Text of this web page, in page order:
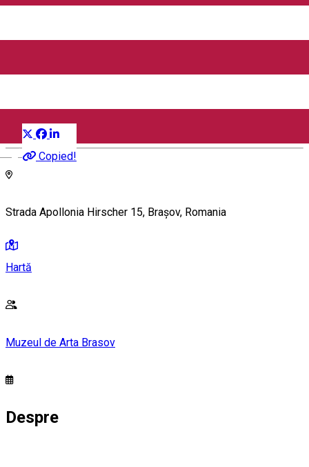
English
Design la Vila Adler
Distribuie
Copied!
Târg / Piață
Strada Apollonia Hirscher 15, Brașov, Romania
Hartă
Muzeul de Arta Brasov
Despre